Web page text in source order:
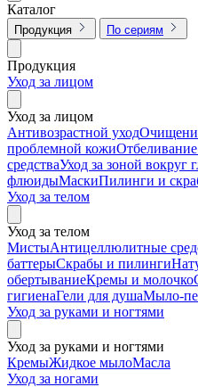
Каталог
Продукция По сериям
Продукция
Уход за лицом
Уход за лицом
Антивозрастной уход
проблемной кожи
средстваУход за зоной вокруг
флюидыМаскиПилинги и
Уход за телом
Уход за телом
МистыАнтицеллюлитные
баттерыСкрабы и пилинги
обертываниеКремы и молочко
гигиенаГели для душаМыло-
Уход за руками и ногтями
Уход за руками и ногтями
КремыЖидкое мылоМасла
Уход за ногами